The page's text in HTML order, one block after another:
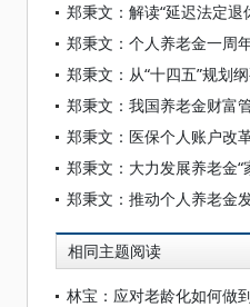
郑秉文：我国养老金财富
郑秉文：大力发展养老金“
相同主题阅读
林宝：应对老龄化如何做